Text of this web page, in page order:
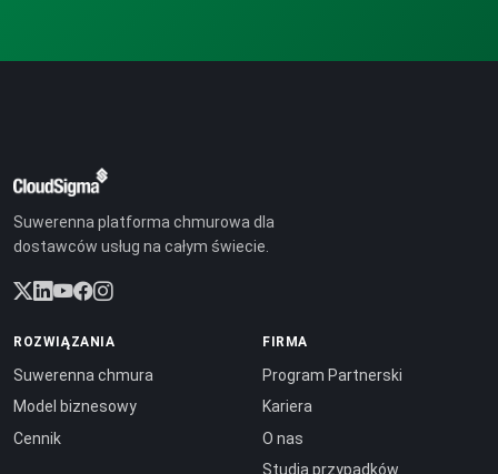
Suwerenna platforma chmurowa dla
dostawców usług na całym świecie.
ROZWIĄZANIA
Suwerenna chmura
Model biznesowy
Cennik
FIRMA
Program Partnerski
Kariera
O nas
Studia przypadków